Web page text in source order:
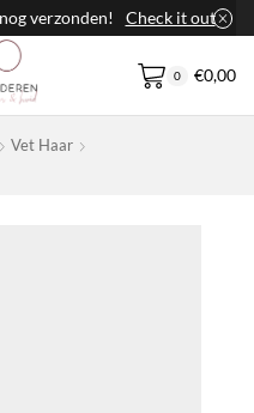
verzonden! Check it out
0 €0,00
Vet Haar